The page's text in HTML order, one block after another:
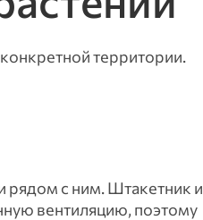
территории.
рядом с ним. Штакетник и
вентиляцию, поэтому